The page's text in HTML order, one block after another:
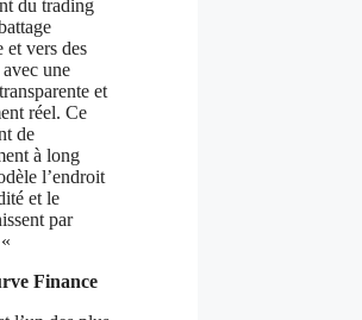
du trading
et vers des
une
et
réel. Ce
de
à long
l’endroit
et le
par
Finance